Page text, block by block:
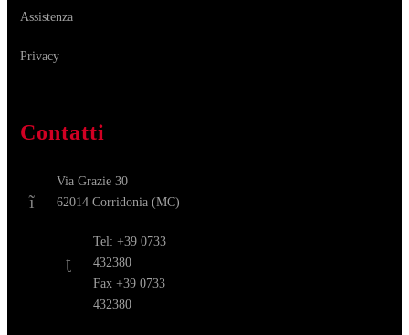
Assistenza
Privacy
Contatti
Via Grazie 30
62014 Corridonia (MC)
Tel: +39 0733
432380
Fax +39 0733
432380